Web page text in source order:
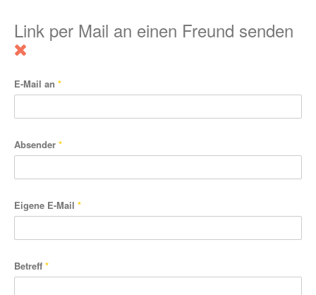
Link per Mail an einen Freund senden
E-Mail an *
Absender *
Eigene E-Mail *
Betreff *